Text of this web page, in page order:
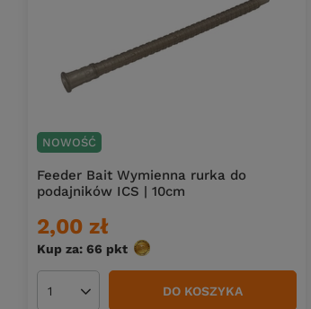
NOWOŚĆ
Feeder Bait Wymienna rurka do
podajników ICS | 10cm
2,00 zł
Kup za: 66 pkt punktów
Ilość produktów DO KOSZYKA